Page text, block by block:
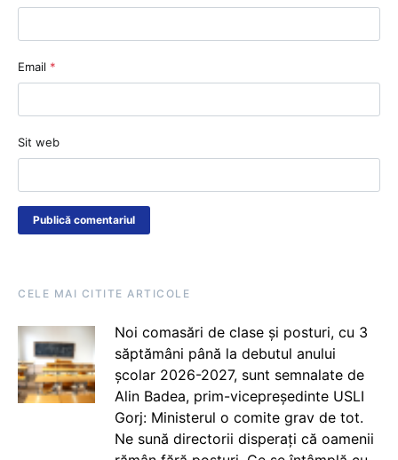
Email *
Sit web
CELE MAI CITITE ARTICOLE
Noi comasări de clase și posturi, cu 3
săptămâni până la debutul anului
școlar 2026-2027, sunt semnalate de
Alin Badea, prim-vicepreședinte USLI
Gorj: Ministerul o comite grav de tot.
Ne sună directorii disperați că oamenii